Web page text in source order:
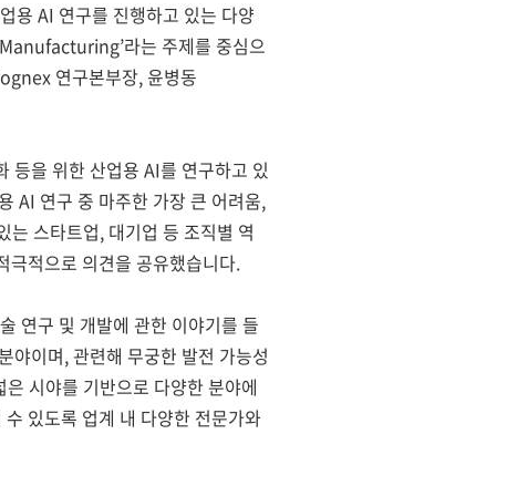
용 AI 연구를 진행하고 있는 다양
라는 주제를 중심으
연구본부장, 윤병동
등을 위한 산업용 AI를 연구하고 있
AI 연구 중 마주한 가장 큰 어려움,
스타트업, 대기업 등 조직별 역
극적으로 의견을 공유했습니다.
연구 및 개발에 관한 이야기를 들
야이며, 관련해 무궁한 발전 가능성
시야를 기반으로 다양한 분야에
있도록 업계 내 다양한 전문가와